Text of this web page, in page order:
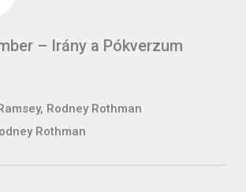
– Irány a Pókverzum
Rodney Rothman
Rothman